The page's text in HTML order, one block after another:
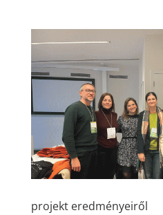
projekt eredményeiről